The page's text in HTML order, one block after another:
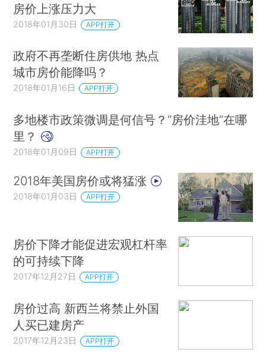
房价上涨压力大
2018年01月30日 APP打开
政府不再垄断住房供地 热点
城市房价能降吗？
2018年01月16日 APP打开
多地楼市政策微调是何信号？“房价洼地”在哪
里？
2018年01月09日 APP打开
2018年美国房价或将猛涨
2018年01月03日 APP打开
房价下降才能促进宏观杠杆率
的可持续下降
2017年12月27日 APP打开
房价过高 新西兰将禁止外国
人买已建房产
2017年12月23日 APP打开